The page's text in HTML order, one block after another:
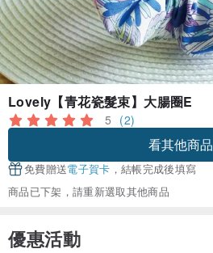
Lovely【青花瓷髮束】大腸圈E
5 (2)
看其他商品
免費贈送電子賀卡 ，結帳完成後填寫
商品已下架，請重新選取其他商品
優惠活動